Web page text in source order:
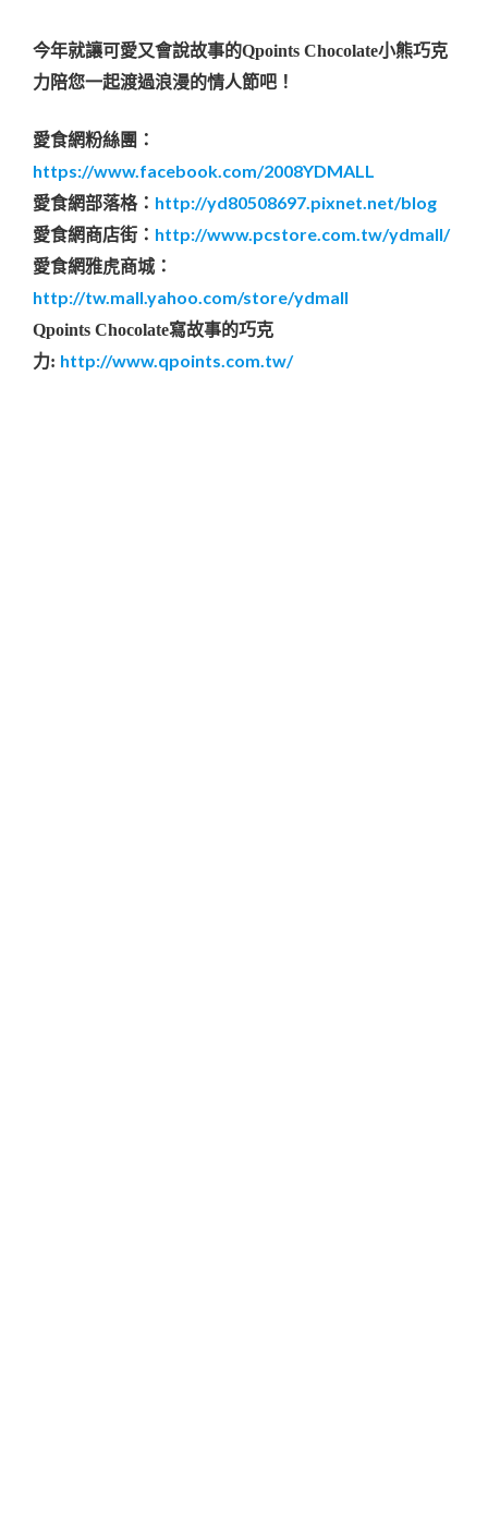
今年就讓可愛又會說故事的Qpoints Chocolate小熊巧克
力陪您一起渡過浪漫的情人節吧！
愛食網粉絲團：
https://www.facebook.com/2008YDMALL
愛食網部落格： http://yd80508697.pixnet.net/blog
愛食網商店街： http://www.pcstore.com.tw/ydmall/
愛食網雅虎商城：
http://tw.mall.yahoo.com/store/ydmall
Qpoints Chocolate寫故事的巧克
力: http://www.qpoints.com.tw/